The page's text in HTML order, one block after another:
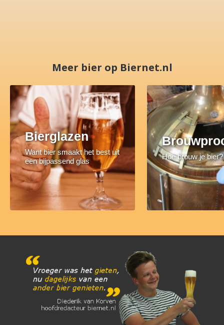
Meer bier op Biernet.nl
Bierglazen
Want bier smaakt het best uit
een bijpassend glas
Hoe brouw je bier?